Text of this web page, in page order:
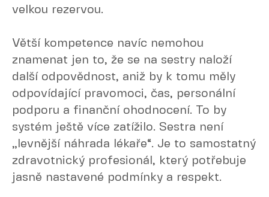
velkou rezervou.
Větší kompetence navíc nemohou
znamenat jen to, že se na sestry naloží
další odpovědnost, aniž by k tomu měly
odpovídající pravomoci, čas, personální
podporu a finanční ohodnocení. To by
systém ještě více zatížilo. Sestra není
„levnější náhrada lékaře“. Je to samostatný
zdravotnický profesionál, který potřebuje
jasně nastavené podmínky a respekt.